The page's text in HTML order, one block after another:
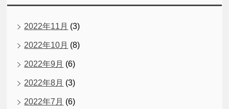
2022年11月 (3)
2022年10月 (8)
2022年9月 (6)
2022年8月 (3)
2022年7月 (6)